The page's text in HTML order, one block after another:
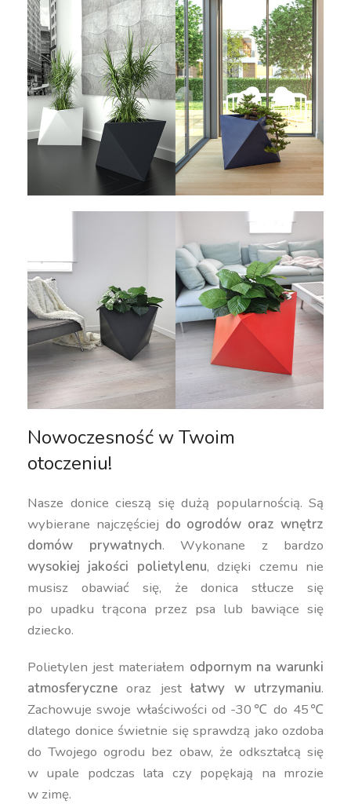
Nowoczesność w Twoim
otoczeniu!
Nasze donice cieszą się dużą popularnością. Są
wybierane najczęściej do ogrodów oraz wnętrz
domów prywatnych. Wykonane z bardzo
wysokiej jakości polietylenu, dzięki czemu nie
musisz obawiać się, że donica stłucze się
po upadku trącona przez psa lub bawiące się
dziecko.
Polietylen jest materiałem odpornym na warunki
atmosferyczne oraz jestłatwy w utrzymaniu.
Zachowuje swoje właściwości od -30℃ do 45℃
dlatego donice świetnie się sprawdzą jako ozdoba
do Twojego ogrodu bez obaw, że odkształcą się
w upale podczas lata czy popękają na mrozie
w zimę.